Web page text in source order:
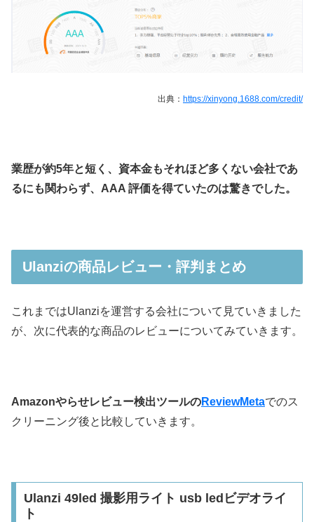
出典： https://xinyong.1688.com/credit/
業歴が約5年と短く、資本金もそれほど多くない会社であ
るにも関わらず、AAA 評価を得ていたのは驚きでした。
Ulanziの商品レビュー・評判まとめ
これまではUlanziを運営する会社について見ていきました
が、次に代表的な商品のレビューについてみていきます。
Amazonやらせレビュー検出ツールのReviewMetaでのス
クリーニング後と比較していきます。
Ulanzi 49led 撮影用ライト usb ledビデオライ
ト